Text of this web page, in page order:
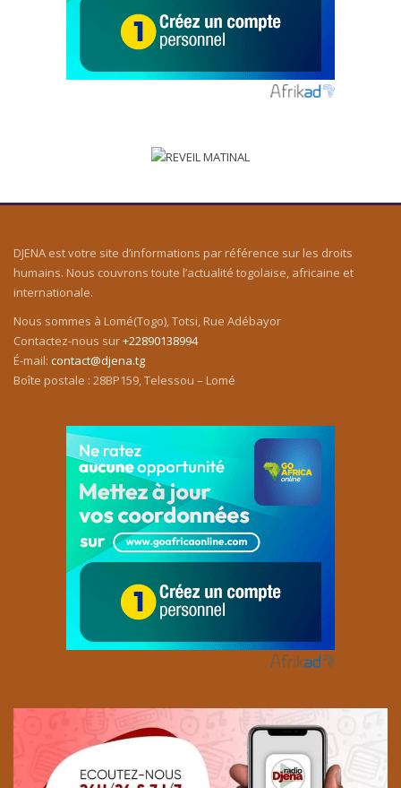
DJENA est votre site d’informations par référence sur les droits
humains. Nous couvrons toute l’actualité togolaise, africaine et
internationale.
Nous sommes à Lomé(Togo), Totsi, Rue Adébayor
Contactez-nous sur+22890138994
É-mail: contact@djena.tg
Boîte postale : 28BP159, Telessou – Lomé